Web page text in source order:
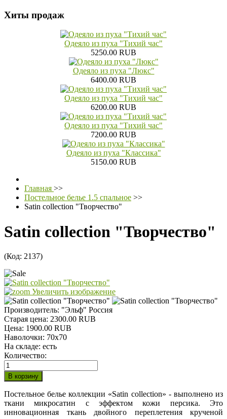
Хиты продаж
Одеяло из пуха "Тихий час"
5250.00 RUB
Одеяло из пуха "Люкс"
6400.00 RUB
Одеяло из пуха "Тихий час"
6200.00 RUB
Одеяло из пуха "Тихий час"
7200.00 RUB
Одеяло из пуха "Классика"
5150.00 RUB
Главная >>
Постельное белье 1.5 спальное >>
Satin collection "Творчество"
Satin collection "Творчество"
(Код: 2137)
Увеличить изображение
Производитель: "Эльф" Россия
Старая цена: 2300.00 RUB
Цена: 1900.00 RUB
Наволочки: 70х70
На складе: есть
Количество:
Постельное белье коллекции «Satin collection» - выполнено из
ткани микросатин с эффектом кожи персика. Это
инновационная ткань двойного переплетения крученой